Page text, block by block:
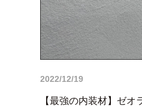
2022/12/19
【最強の内装材】ゼオ